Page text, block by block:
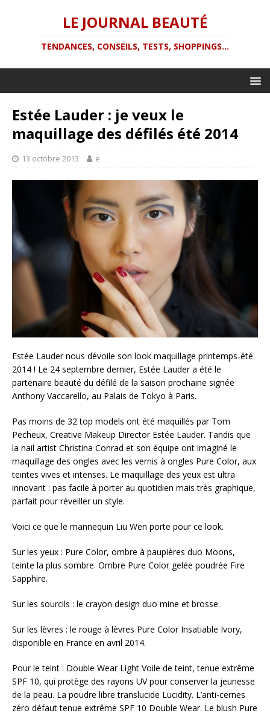
LE JOURNAL BEAUTÉ
TENDANCES, CONSEILS, TESTS, SHOPPINGS...
Estée Lauder : je veux le
maquillage des défilés été 2014
13 octobre 2013 e
Estée Lauder nous dévoile son look maquillage printemps-été
2014 ! Le 24 septembre dernier, Estée Lauder a été le
partenaire beauté du défilé de la saison prochaine signée
Anthony Vaccarello, au Palais de Tokyo à Paris.
Pas moins de 32 top models ont été maquillés par Tom
Pecheux, Creative Makeup Director Estée Lauder. Tandis que
la nail artist Christina Conrad et son équipe ont imaginé le
maquillage des ongles avec les vernis à ongles Pure Color, aux
teintes vives et intenses. Le maquillage des yeux est ultra
innovant : pas facile à porter au quotidien mais très graphique,
parfait pour réveiller un style.
Voici ce que le mannequin Liu Wen porte pour ce look.
Sur les yeux : Pure Color, ombre à paupières duo Moons,
teinte la plus sombre. Ombre Pure Color gelée poudrée Fire
Sapphire.
Sur les sourcils : le crayon design duo mine et brosse.
Sur les lèvres : le rouge à lèvres Pure Color Insatiable Ivory,
disponible en France en avril 2014.
Pour le teint : Double Wear Light Voile de teint, tenue extrême
SPF 10, qui protège des rayons UV pour conserver la jeunesse
de la peau. La poudre libre translucide Lucidity. L’anti-cernes
zéro défaut tenue extrême SPF 10 Double Wear. Le blush Pure